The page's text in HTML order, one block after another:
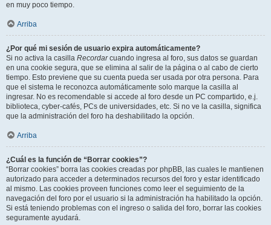
en muy poco tiempo.
Arriba
¿Por qué mi sesión de usuario expira automáticamente?
Si no activa la casilla Recordarcuando ingresa al foro, sus datos se guardan
en una cookie segura, que se elimina al salir de la página o al cabo de cierto
tiempo. Esto previene que su cuenta pueda ser usada por otra persona. Para
que el sistema le reconozca automáticamente solo marque la casilla al
ingresar. No es recomendable si accede al foro desde un PC compartido, e.j.
biblioteca, cyber-cafés, PCs de universidades, etc. Si no ve la casilla, significa
que la administración del foro ha deshabilitado la opción.
Arriba
¿Cuál es la función de “Borrar cookies”?
“Borrar cookies” borra las cookies creadas por phpBB, las cuales le mantienen
autorizado para acceder a determinados recursos del foro y estar identificado
al mismo. Las cookies proveen funciones como leer el seguimiento de la
navegación del foro por el usuario si la administración ha habilitado la opción.
Si está teniendo problemas con el ingreso o salida del foro, borrar las cookies
seguramente ayudará.